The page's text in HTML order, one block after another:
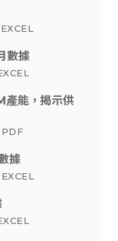
EXCEL
數據
能，揭示供
PDF
據
EXCEL